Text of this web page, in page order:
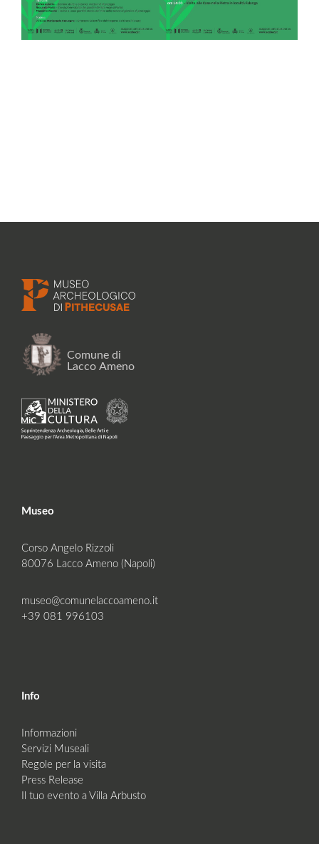
Museo
Corso Angelo Rizzoli
80076 Lacco Ameno (Napoli)
museo@comunelaccoameno.it
+39 081 996103
Info
Informazioni
Servizi Museali
Regole per la visita
Press Release
Il tuo evento a Villa Arbusto